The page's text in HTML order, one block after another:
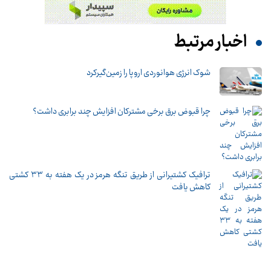
اخبار مرتبط
شوک انرژی هوانوردی اروپا را زمین‌گیر‌کرد
چرا قبوض برق برخی مشترکان افزایش چند برابری داشت؟
ترافیک کشتیرانی از طریق تنگه هرمز در یک هفته به ۳۳ کشتی
کاهش یافت